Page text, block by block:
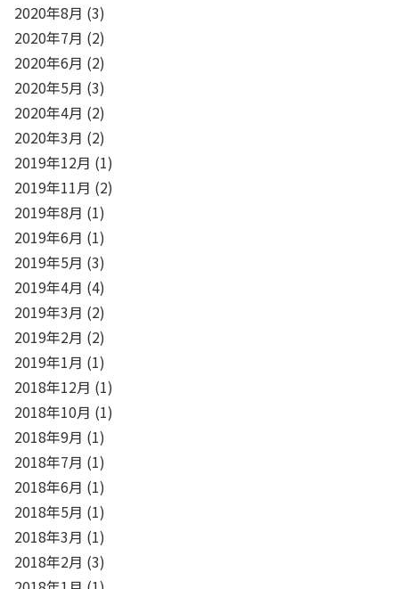
2020年8月 (3)
2020年7月 (2)
2020年6月 (2)
2020年5月 (3)
2020年4月 (2)
2020年3月 (2)
2019年12月 (1)
2019年11月 (2)
2019年8月 (1)
2019年6月 (1)
2019年5月 (3)
2019年4月 (4)
2019年3月 (2)
2019年2月 (2)
2019年1月 (1)
2018年12月 (1)
2018年10月 (1)
2018年9月 (1)
2018年7月 (1)
2018年6月 (1)
2018年5月 (1)
2018年3月 (1)
2018年2月 (3)